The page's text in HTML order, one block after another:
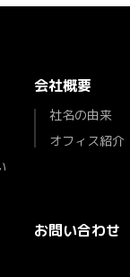
会社概要
社名の由来
オフィス紹介
お問い合わせ